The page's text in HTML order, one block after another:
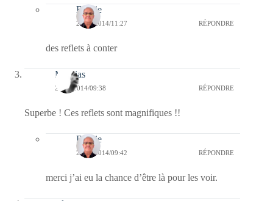
Bernie
21/06/2014/11:27 RÉPONDRE
des reflets à conter
Mathias
21/06/2014/09:38 RÉPONDRE
Superbe ! Ces reflets sont magnifiques !!
Bernie
21/06/2014/09:42 RÉPONDRE
merci j’ai eu la chance d’être là pour les voir.